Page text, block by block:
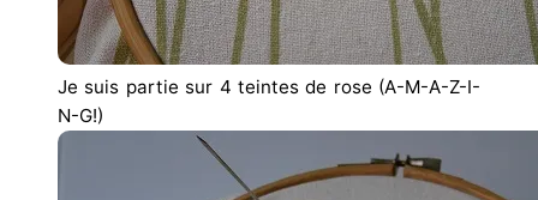
Je suis partie sur 4 teintes de rose (A-M-A-Z-I-
N-G!)